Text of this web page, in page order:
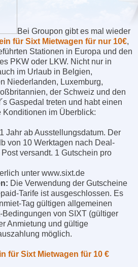
Bei Groupon gibt es mal wieder
für Sixt Mietwagen für nur 10€,
Stationen in Europa und den
PKW oder LKW. Nicht nur in
im Urlaub in Belgien,
Niederlanden, Luxemburg,
der Schweiz und den
Gaspedal treten und habt einen
im Überblick:
Jahr ab Ausstellungsdatum. Der
von 10 Werktagen nach Deal-
versandt. 1 Gutschein pro
unter www.sixt.de
Die Verwendung der Gutscheine
Tarife ist ausgeschlossen. Es
Tag gültigen allgemeinen
Bedingungen von SIXT (gültiger
Anmietung und gültige
möglich.
für Sixt Mietwagen für 10 €